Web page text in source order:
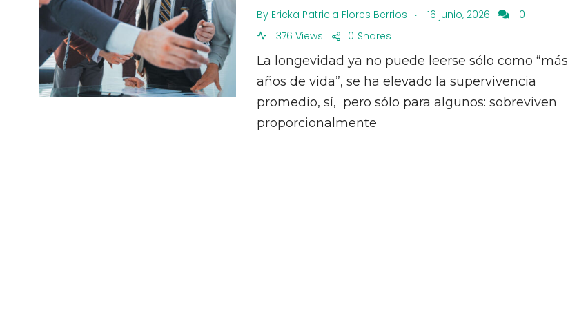
By Ericka Patricia Flores Berrios . 16 junio, 2026
0
376 Views
Shares
0
La longevidad ya no puede leerse sólo como “más
años de vida”, se ha elevado la supervivencia
promedio, sí, pero sólo para algunos: sobreviven
proporcionalmente